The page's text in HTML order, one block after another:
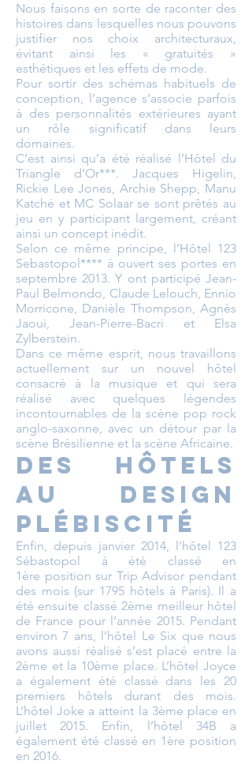
Nous faisons en sorte de raconter des
histoires dans lesquelles nous pouvons
justifier nos choix architecturaux,
évitant ainsi les « gratuités »
esthétiques et les effets de mode.
Pour sortir des schémas habituels de
conception, l’agence s’associe parfois
à des personnalités extérieures ayant
un rôle significatif dans leurs
domaines.
C’est ainsi qu’a été réalisé l’Hôtel du
Triangle d’Or***. Jacques Higelin,
Rickie Lee Jones, Archie Shepp, Manu
Katché et MC Solaar se sont prêtés au
jeu en y participant largement, créant
ainsi un concept inédit.
Selon ce même principe, l’Hôtel 123
Sebastopol**** à ouvert ses portes en
septembre 2013. Y ont participé Jean-
Paul Belmondo, Claude Lelouch, Ennio
Morricone, Danièle Thompson, Agnès
Jaoui, Jean-Pierre-Bacri et Elsa
Zylberstein.
Dans ce même esprit, nous travaillons
actuellement sur un nouvel hôtel
consacré à la musique et qui sera
réalisé avec quelques légendes
incontournables de la scène pop rock
anglo-saxonne, avec un détour par la
scène Brésilienne et la scène Africaine.
Des hôtels
au design
plébiscité
Enfin, depuis janvier 2014, l’hôtel 123
Sébastopol à été classé en
1ère position sur Trip Advisor pendant
des mois (sur 1795 hôtels à Paris). Il a
été ensuite classé 2ème meilleur hôtel
de France pour l’année 2015. Pendant
environ 7 ans, l’hôtel Le Six que nous
avons aussi réalisé s’est placé entre la
2ème et la 10ème place. L’hôtel Joyce
a également été classé dans les 20
premiers hôtels durant des mois.
L’hôtel Joke a atteint la 3ème place en
juillet 2015. Enfin, l’hôtel 34B a
également été classé en 1ère position
en 2016.